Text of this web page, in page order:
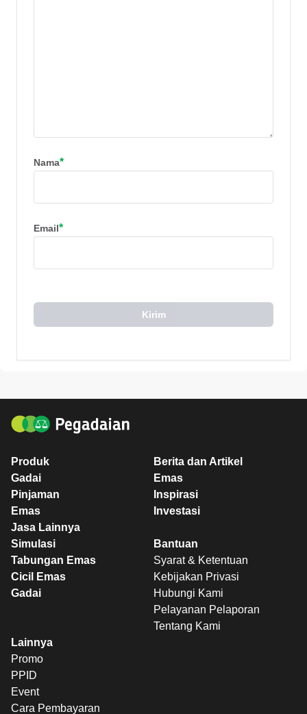
Nama*
Email*
Kirim
Produk
Gadai
Pinjaman
Emas
Jasa Lainnya
Berita dan Artikel
Emas
Inspirasi
Investasi
Simulasi
Tabungan Emas
Cicil Emas
Gadai
Bantuan
Syarat & Ketentuan
Kebijakan Privasi
Hubungi Kami
Pelayanan Pelaporan
Tentang Kami
Lainnya
Promo
PPID
Event
Cara Pembayaran